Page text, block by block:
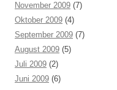
November 2009 (7)
Oktober 2009 (4)
September 2009 (7)
August 2009 (5)
Juli 2009 (2)
Juni 2009 (6)